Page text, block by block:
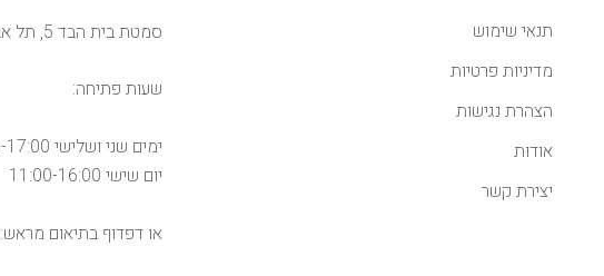
סמטת בית הבד 5, תל אביב, 03-6273939
שעות פתיחה:
ימים שני ושלישי 12:00-17:00
יום שישי 11:00-16:00
או דפדוף בתיאום מראש:
תנאי שימוש
מדיניות פרטיות
הצהרת נגישות
אודות
יצירת קשר